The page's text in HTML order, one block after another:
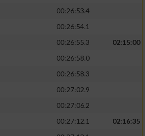
00:26:53.4
00:26:54.1
00:26:55.3
02:15:00
00:26:58.0
00:26:58.3
00:27:02.9
00:27:06.2
00:27:12.1
02:16:35